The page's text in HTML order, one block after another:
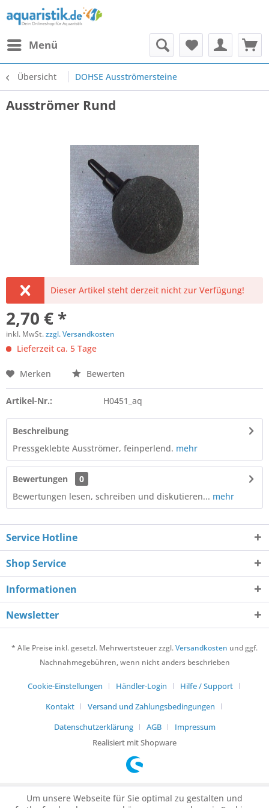
Menü
Übersicht DOHSE Ausströmersteine
Ausströmer Rund
Dieser Artikel steht derzeit nicht zur Verfügung!
2,70 € *
inkl. MwSt.zzgl. Versandkosten
Lieferzeit ca. 5 Tage
Merken Bewerten
Artikel-Nr.: H0451_aq
Beschreibung
Pressgeklebte Ausströmer, feinperlend. mehr
Bewertungen
0
Bewertungen lesen, schreiben und diskutieren... mehr
Service Hotline
Shop Service
Informationen
Newsletter
* Alle Preise inkl. gesetzl. Mehrwertsteuer zzgl.Versandkosten und ggf.
Nachnahmegebühren, wenn nicht anders beschrieben
Cookie-Einstellungen Händler-Login
Hilfe / Support
Kontakt
Versand und Zahlungsbedingungen
Datenschutzerklärung
AGB
Impressum
Realisiert mit Shopware
Um unsere Webseite für Sie optimal zu gestalten und